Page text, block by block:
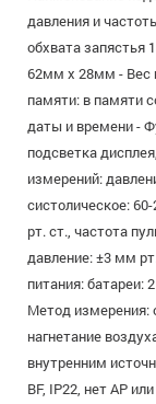
давления и
обхвата запястья
62мм x 28мм - Вес
памяти: в памяти
даты и времени -
подсветка
измерений:
систолическое:
рт. ст., частота
давление: ±3 мм
питания: батареи:
Метод измерения:
нагнетание
внутренним
BF, IP22, нет AP